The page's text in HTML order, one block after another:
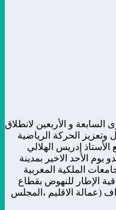
و الأربعين لانطلاق
وتعزيز الحركة الرياضية
الأستاذ إدريس الهلالي
يوم الأحد الاخير بمدينة
الملكية المغربية
الإطار للنهوض بقطاع
(عمالة الاقليم ،المجلس